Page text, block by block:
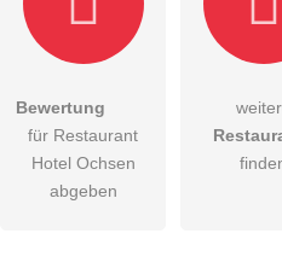
Hiermit akzeptiere ich die
DieDatenschutzerklärung habe
Bewertung
für Restaurant
Hotel Ochsen
abgeben